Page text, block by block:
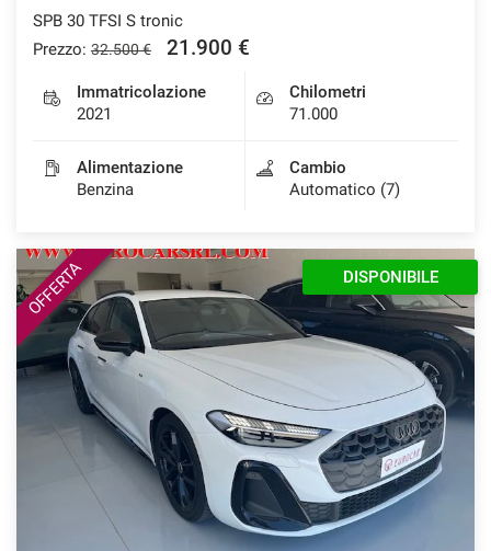
SPB 30 TFSI S tronic
Prezzo: 32.500 € 21.900 €
Immatricolazione
2021
Chilometri
71.000
Alimentazione
Benzina
Cambio
Automatico (7)
OFFERTA DISPONIBILE
Cookie necessari
Cookie delle preferenze
Cookie analitici
Cookie di marketing
Leggi
la
cookie
policy